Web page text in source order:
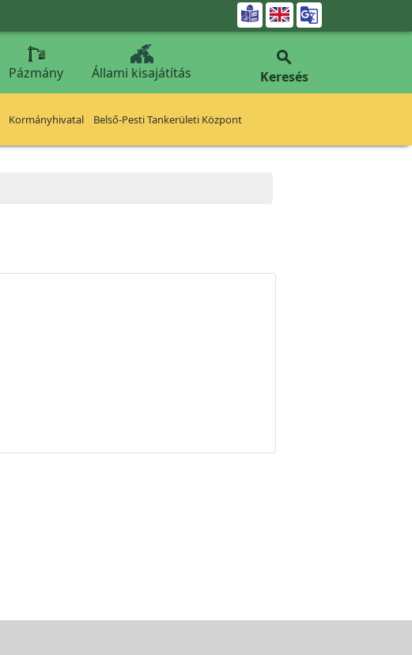

Pázmány Állami kisajátítás

Keresés
Kormányhivatal Belső-Pesti Tankerületi Központ